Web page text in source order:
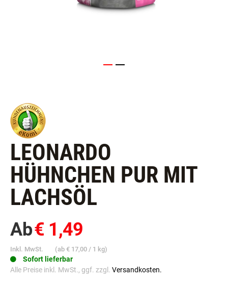
LEONARDO
HÜHNCHEN PUR MIT
LACHSÖL
Ab€ 1,49
Inkl. MwSt. (ab € 17,00 / 1 kg)
Sofort lieferbar
Alle Preise inkl. MwSt., ggf. zzgl. Versandkosten.